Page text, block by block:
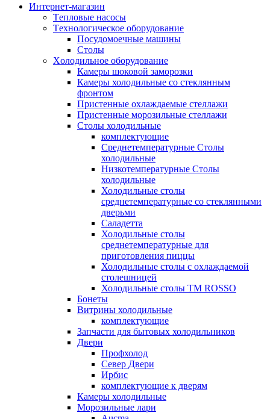
Интернет-магазин
Tепловые насосы
Tехнологическое оборудование
Посудомоечные машины
Столы
Xолодильное оборудование
Камеры шоковой заморозки
Камеры холодильные со стеклянным
фронтом
Пристенные охлаждаемые стеллажи
Пристенные морозильные стеллажи
Столы холодильные
комплектующие
Среднетемпературные Столы
холодильные
Низкотемпературные Столы
холодильные
Холодильные столы
среднетемпературные со стеклянными
дверьми
Саладетта
Холодильные столы
среднетемпературные для
приготовления пиццы
Холодильные столы с охлаждаемой
столешницей
Холодильные столы ТМ ROSSO
Бонеты
Витрины холодильные
комплектующие
Запчасти для бытовых холодильников
Двери
Профхолод
Север Двери
Ирбис
комплектующие к дверям
Камеры холодильные
Морозильные лари